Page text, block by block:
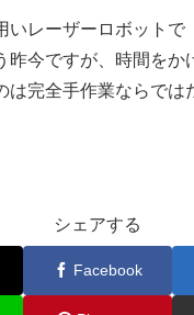
いレーザーロボットで
昨今ですが、時間をか
は完全手作業ならでは
シェアする
Facebook